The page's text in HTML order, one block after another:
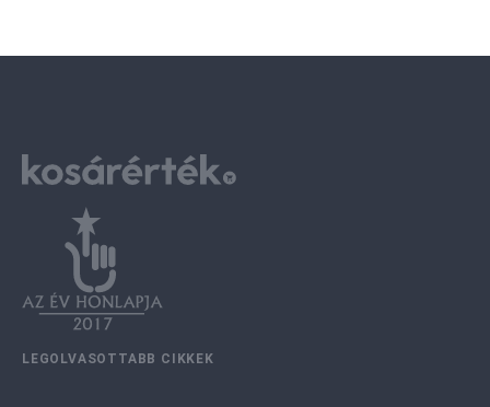
LEGOLVASOTTABB CIKKEK